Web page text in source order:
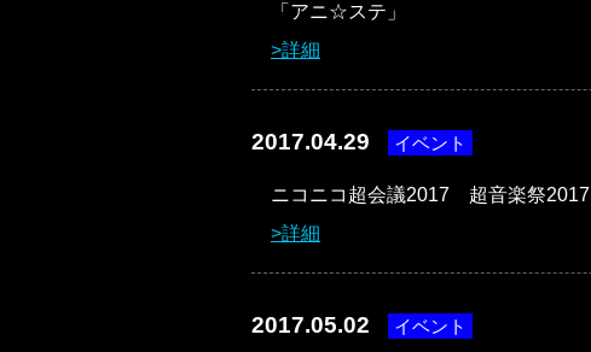
「アニ☆ステ」
詳細
2017.04.29 イベント
ニコニコ超会議2017 超音楽祭2017
詳細
2017.05.02 イベント